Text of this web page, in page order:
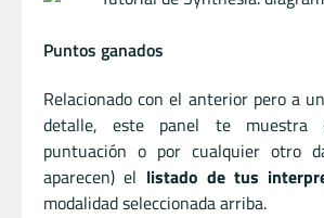
Puntos ganados
Relacionado con el anterior pero a
detalle, este panel te muestra
puntuación o por cualquier otro
aparecen) el listado de tus
modalidad seleccionada arriba.